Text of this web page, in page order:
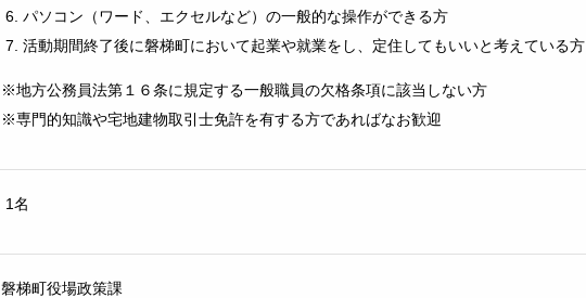
パソコン（ワード、エクセルなど）の一般的な操作ができる方
活動期間終了後に磐梯町において起業や就業をし、定住してもいいと考えている方
※地方公務員法第１６条に規定する一般職員の欠格条項に該当しない方
※専門的知識や宅地建物取引士免許を有する方であればなお歓迎
1名
磐梯町役場政策課